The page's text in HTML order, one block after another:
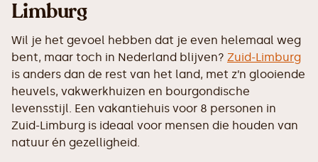
Limburg
Wil je het gevoel hebben dat je even helemaal weg
bent, maar toch in Nederland blijven? Zuid-Limburg
is anders dan de rest van het land, met z’n glooiende
heuvels, vakwerkhuizen en bourgondische
levensstijl. Een vakantiehuis voor 8 personen in
Zuid-Limburg is ideaal voor mensen die houden van
natuur én gezelligheid.